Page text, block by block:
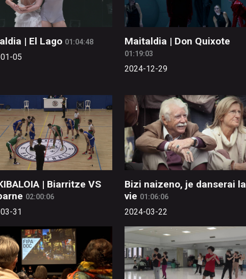
| El Lago 01:04:48
05
Maitaldia | Don Quixote
01:19:03
2024-12-29
| Biarritze VS
02:00:06
31
Bizi naizeno, je danserai la
vie 01:06:06
2024-03-22